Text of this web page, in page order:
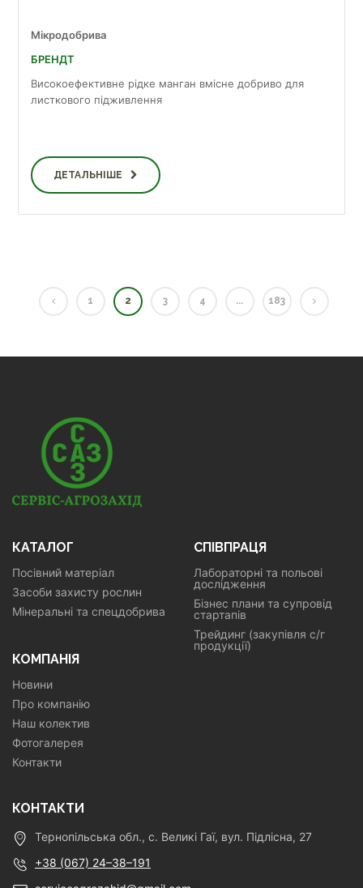
Мікродобрива
БРЕНДТ
Високоефективне рідке манган вмісне добриво для
листкового підживлення
ДЕТАЛЬНІШЕ
1 2 3 4 ... 183
КАТАЛОГ
Посівний матеріал
Засоби захисту рослин
Мінеральні та спецдобрива
СПІВПРАЦЯ
Лабораторні та польові
дослідження
Бізнес плани та супровід
стартапів
Трейдинг (закупівля с/г
продукції)
КОМПАНІЯ
Новини
Про компанію
Наш колектив
Фотогалерея
Контакти
КОНТАКТИ
Тернопільська обл., с. Великі Гаї, вул. Підлісна, 27
+38 (067) 24–38–191